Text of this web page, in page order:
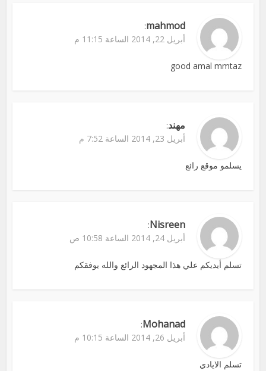
mahmod
:
أبريل 22, 2014 الساعة 11:15 م
good amal mmtaz
مهند:
أبريل 23, 2014 الساعة 7:52 م
يسلمو موقع رائع
Nisreen
:
أبريل 24, 2014 الساعة 10:58 ص
تسلم أيديكم علي هذا المجهود الرائع والله يوفقكم
Mohanad
:
أبريل 26, 2014 الساعة 10:15 م
تسلم الايادي